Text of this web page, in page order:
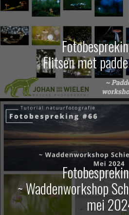
Flitsen met
~ Waddenworkshop
mei